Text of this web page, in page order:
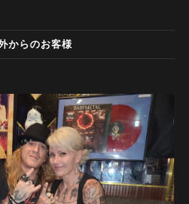
からのお客様